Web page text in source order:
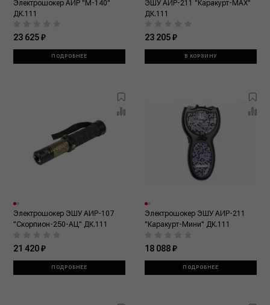
Электрошокер АИР "М-140"
ДК.111
23 625 ₽
ПОДРОБНЕЕ
ЭШУ АИР-211 "Каракурт-МАХ"
ДК.111
23 205 ₽
В КОРЗИНУ
Электрошокер ЭШУ АИР-107
"Скорпион-250-АЦ" ДК.111
21 420 ₽
ПОДРОБНЕЕ
Электрошокер ЭШУ АИР-211
"Каракурт-Мини" ДК.111
18 088 ₽
ПОДРОБНЕЕ